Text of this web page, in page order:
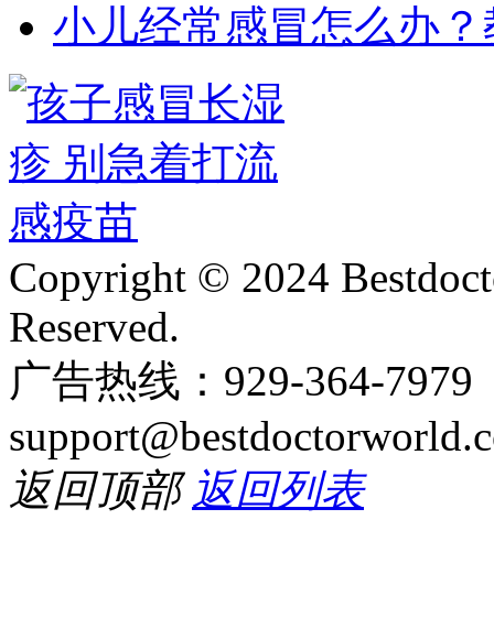
小儿经常感冒怎么办
Copyright © 2024
Reserved.
广告热线：929-364-
返回顶部 返回列表